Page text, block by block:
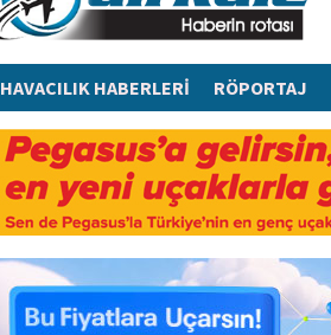
HAVACILIK HABERLERİ RÖPORTAJ